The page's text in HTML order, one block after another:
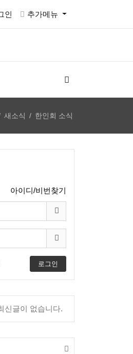
인 추가메뉴
새소식 한인회 소식
아이디/비번찾기
로그인
신글이 없습니다.